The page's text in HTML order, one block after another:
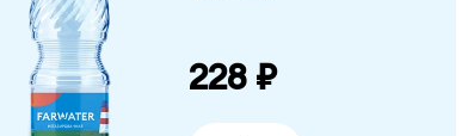
228 ₽